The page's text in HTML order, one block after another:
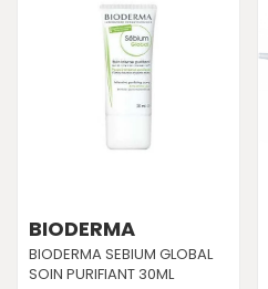
BIODERMA
BIODERMA SEBIUM GLOBAL
SOIN PURIFIANT 30ML